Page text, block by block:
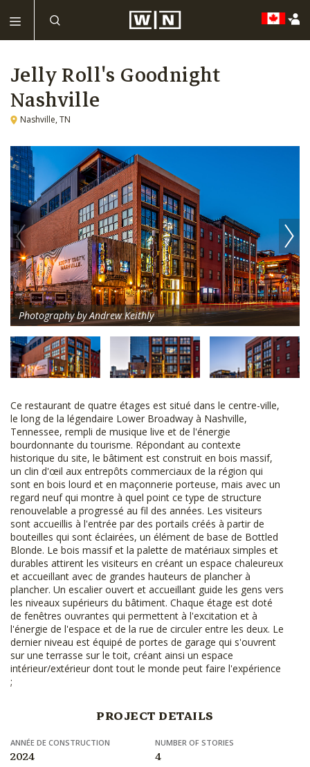
Jelly Roll's Goodnight
Nashville
Nashville, TN
Photography by Andrew Keithly
Ce restaurant de quatre étages est situé dans le centre-ville,
le long de la légendaire Lower Broadway à Nashville,
Tennessee, rempli de musique live et de l'énergie
bourdonnante du tourisme. Répondant au contexte
historique du site, le bâtiment est construit en bois massif,
un clin d'œil aux entrepôts commerciaux de la région qui
sont en bois lourd et en maçonnerie porteuse, mais avec un
regard neuf qui montre à quel point ce type de structure
renouvelable a progressé au fil des années. Les visiteurs
sont accueillis à l'entrée par des portails créés à partir de
bouteilles qui sont éclairées, un élément de base de Bottled
Blonde. Le bois massif et la palette de matériaux simples et
durables attirent les visiteurs en créant un espace chaleureux
et accueillant avec de grandes hauteurs de plancher à
plancher. Un escalier ouvert et accueillant guide les gens vers
les niveaux supérieurs du bâtiment. Chaque étage est doté
de fenêtres ouvrantes qui permettent à l'excitation et à
l'énergie de l'espace et de la rue de circuler entre les deux. Le
dernier niveau est équipé de portes de garage qui s'ouvrent
sur une terrasse sur le toit, créant ainsi un espace
intérieur/extérieur dont tout le monde peut faire l'expérience
;
PROJECT DETAILS
ANNÉE DE CONSTRUCTION
2024
NUMBER OF STORIES
4